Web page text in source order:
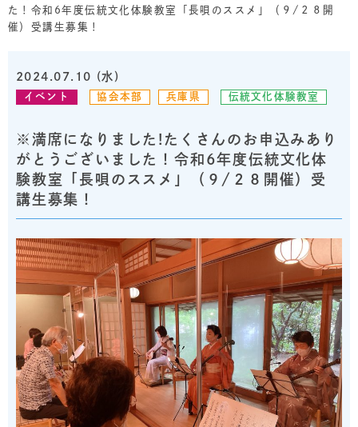
た！令和6年度伝統文化体験教室「長唄のススメ」（９/２８開
催）受講生募集！
2024.07.10 (水)
イベント 協会本部 兵庫県 伝統文化体験教室
※満席になりました!たくさんのお申込みあり
がとうございました！令和6年度伝統文化体
験教室「長唄のススメ」（９/２８開催）受
講生募集！